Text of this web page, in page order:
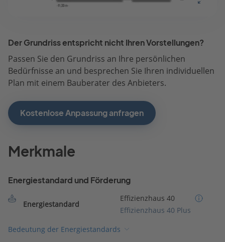
Der Grundriss entspricht nicht Ihren Vorstellungen?
Passen Sie den Grundriss an Ihre persönlichen
Bedürfnisse an und besprechen Sie Ihren individuellen
Plan mit einem Bauberater des Anbieters.
Kostenlose Anpassung anfragen
Merkmale
Energiestandard und Förderung
Energiestandard
Effizienzhaus 40
Effizienzhaus 40 Plus
Bedeutung der Energiestandards